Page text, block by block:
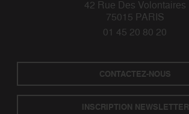
42 Rue Des Volontaires
75015 PARIS
01 45 20 80 20
CONTACTEZ-NOUS
INSCRIPTION NEWSLETTER